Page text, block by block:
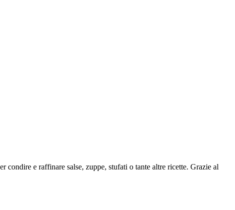
e raffinare salse, zuppe, stufati o tante altre ricette. Grazie al